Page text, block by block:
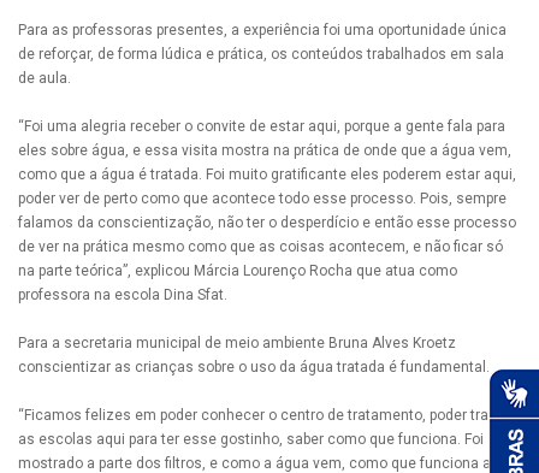
Para as professoras presentes, a experiência foi uma oportunidade única
de reforçar, de forma lúdica e prática, os conteúdos trabalhados em sala
de aula.
“Foi uma alegria receber o convite de estar aqui, porque a gente fala para
eles sobre água, e essa visita mostra na prática de onde que a água vem,
como que a água é tratada. Foi muito gratificante eles poderem estar aqui,
poder ver de perto como que acontece todo esse processo. Pois, sempre
falamos da conscientização, não ter o desperdício e então esse processo
de ver na prática mesmo como que as coisas acontecem, e não ficar só
na parte teórica”, explicou Márcia Lourenço Rocha que atua como
professora na escola Dina Sfat.
Para a secretaria municipal de meio ambiente Bruna Alves Kroetz
conscientizar as crianças sobre o uso da água tratada é fundamental.
“Ficamos felizes em poder conhecer o centro de tratamento, poder trazer
as escolas aqui para ter esse gostinho, saber como que funciona. Foi
mostrado a parte dos filtros, e como a água vem, como que funciona até